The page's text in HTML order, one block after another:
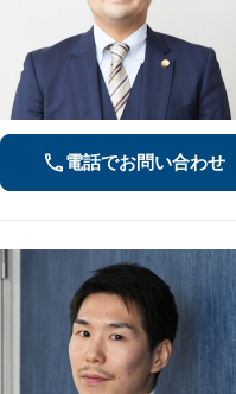
電話でお問い合わせ